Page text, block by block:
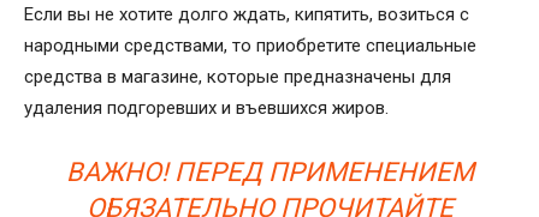
Если вы не хотите долго ждать, кипятить, возиться с
народными средствами, то приобретите специальные
средства в магазине, которые предназначены для
удаления подгоревших и въевшихся жиров.
ВАЖНО! ПЕРЕД ПРИМЕНЕНИЕМ
ОБЯЗАТЕЛЬНО ПРОЧИТАЙТЕ